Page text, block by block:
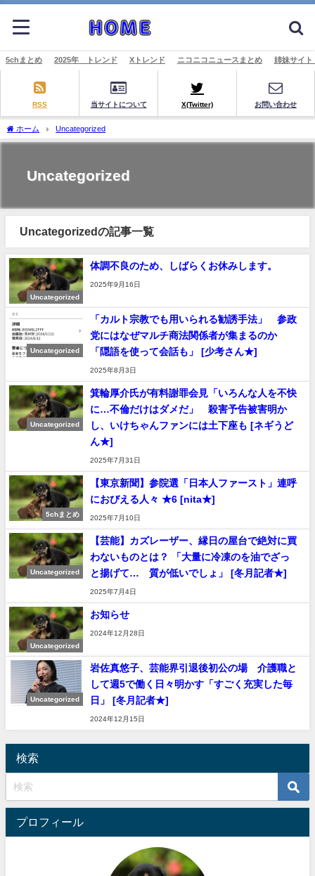
5chまとめ 2025年 トレンド Xトレンド ニコニコニュースまとめ 姉妹サイ
RSS 当サイトについて X(Twitter) お問い合わせ
ホーム Uncategorized
Uncategorized
Uncategorizedの記事一覧
Uncategorized
体調不良のため、しばらくお休みします。
2025年9月16日
Uncategorized
「カルト宗教でも用いられる勧誘手法」 参政
党にはなぜマルチ商法関係者が集まるのか
「隠語を使って会話も」 [少考さん★]
2025年8月3日
Uncategorized
箕輪厚介氏が有料謝罪会見「いろんな人を不快
に…不倫だけはダメだ」 殺害予告被害明か
し、いけちゃんファンには土下座も [ネギうど
ん★]
2025年7月31日
5chまとめ
【東京新聞】参院選「日本人ファースト」連呼
におびえる人々 ★6 [nita★]
2025年7月10日
Uncategorized
【芸能】カズレーザー、縁日の屋台で絶対に買
わないものとは？ 「大量に冷凍のを油でざっ
と揚げて… 質が低いでしょ」 [冬月記者★]
2025年7月4日
Uncategorized
お知らせ
2024年12月28日
Uncategorized
岩佐真悠子、芸能界引退後初公の場 介護職と
して週5で働く日々明かす「すごく充実した毎
日」 [冬月記者★]
2024年12月15日
検索
プロフィール